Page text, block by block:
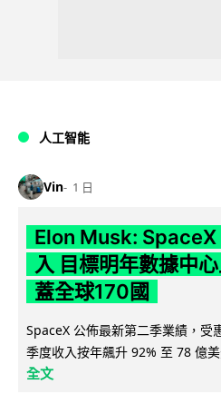
人工智能
Vin 1 日
Elon Musk: SpaceX
入 目標明年數據中
蓋全球170國
SpaceX 公佈最新第二季業績，受
季度收入按年飆升 92% 至 78 億
全文